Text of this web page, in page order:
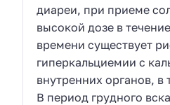
диареи, при приеме
высокой дозе в
времени существует
гиперкальциемии с
внутренних органов, в
В период грудного